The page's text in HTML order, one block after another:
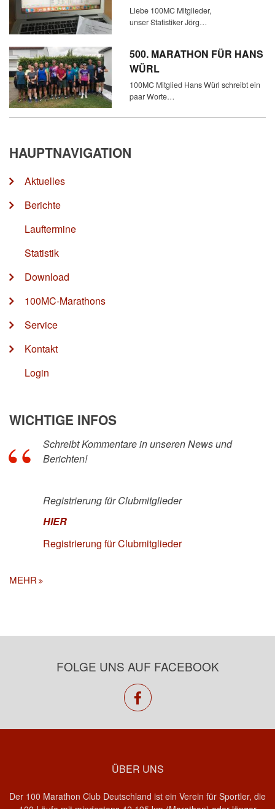
Liebe 100MC Mitglieder,
unser Statistiker Jörg…
500. MARATHON FÜR HANS
WÜRL
100MC Mitglied Hans Würl schreibt ein
paar Worte…
HAUPTNAVIGATION
Aktuelles
Berichte
Lauftermine
Statistik
Download
100MC-Marathons
Service
Kontakt
Login
WICHTIGE INFOS
Schreibt Kommentare in unseren News und
Berichten!
Registrierung für Clubmitglieder
HIER
Registrierung für Clubmitglieder
MEHR
FOLGE UNS AUF FACEBOOK
facebook
ÜBER UNS
Der 100 Marathon Club Deutschland ist ein Verein für Sportler, die